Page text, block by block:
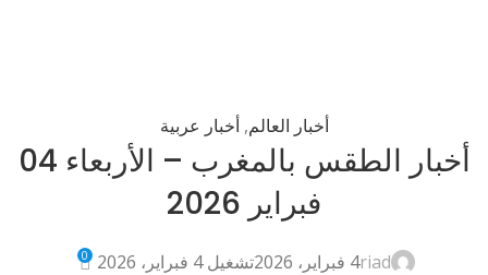
أخبار العالم,أخبار عربية
أخبار الطقس بالمغرب – الأربعاء 04
فبراير 2026
riad4 فبراير، 2026 تشغيل 4 فبراير، 2026 0